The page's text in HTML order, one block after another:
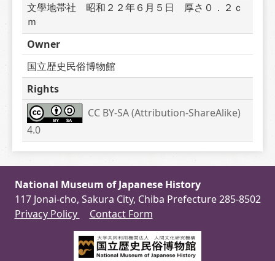
文學地帯社　昭和２２年６月５日　厚さ０．２ｃ
ｍ
Owner
国立歴史民俗博物館
Rights
CC BY-SA (Attribution-ShareAlike)
4.0
National Museum of Japanese History
117 Jonai-cho, Sakura City, Chiba Prefecture 285-8502
Privacy Policy
Contact Form